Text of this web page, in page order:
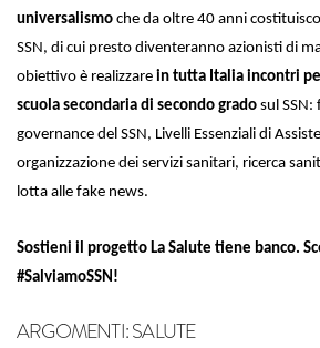
universalismo che da oltre 40 anni
SSN, di cui presto diventeranno azionisti di
obiettivo è realizzare in tutta Italia incontri
scuola secondaria di secondo grado sul
governance del SSN, Livelli Essenziali di
organizzazione dei servizi sanitari, ricerca
lotta alle fake news.
Sostieni il progetto La Salute tiene banco.
#SalviamoSSN!
ARGOMENTI:SALUTE